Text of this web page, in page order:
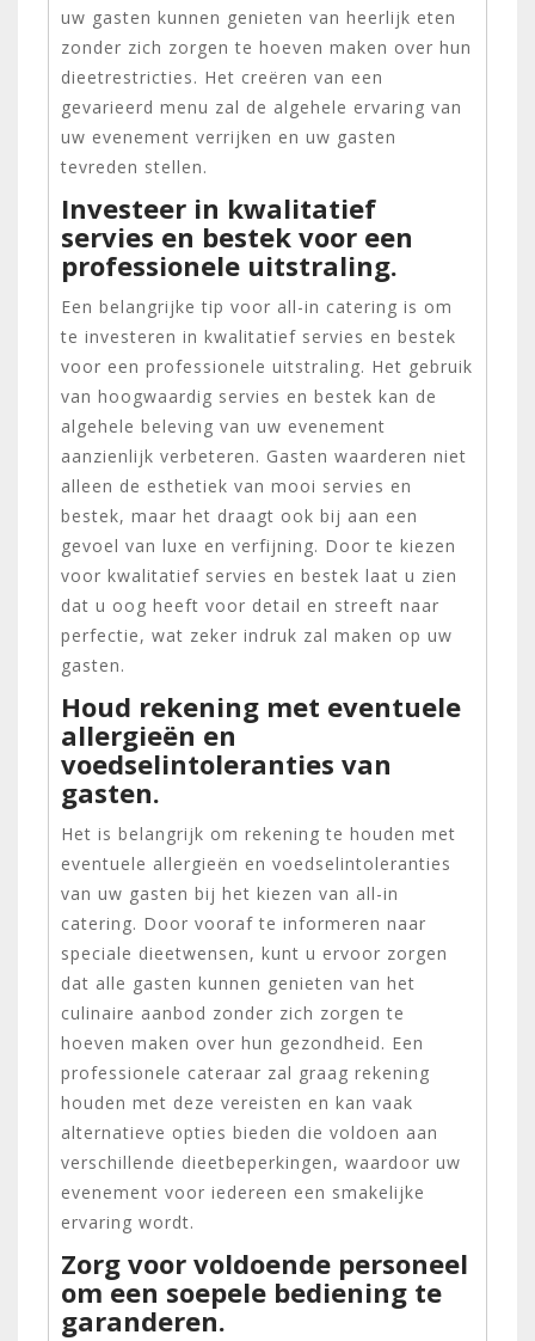
uw gasten kunnen genieten van heerlijk eten
zonder zich zorgen te hoeven maken over hun
dieetrestricties. Het creëren van een
gevarieerd menu zal de algehele ervaring van
uw evenement verrijken en uw gasten
tevreden stellen.
Investeer in kwalitatief
servies en bestek voor een
professionele uitstraling.
Een belangrijke tip voor all-in catering is om
te investeren in kwalitatief servies en bestek
voor een professionele uitstraling. Het gebruik
van hoogwaardig servies en bestek kan de
algehele beleving van uw evenement
aanzienlijk verbeteren. Gasten waarderen niet
alleen de esthetiek van mooi servies en
bestek, maar het draagt ook bij aan een
gevoel van luxe en verfijning. Door te kiezen
voor kwalitatief servies en bestek laat u zien
dat u oog heeft voor detail en streeft naar
perfectie, wat zeker indruk zal maken op uw
gasten.
Houd rekening met eventuele
allergieën en
voedselintoleranties van
gasten.
Het is belangrijk om rekening te houden met
eventuele allergieën en voedselintoleranties
van uw gasten bij het kiezen van all-in
catering. Door vooraf te informeren naar
speciale dieetwensen, kunt u ervoor zorgen
dat alle gasten kunnen genieten van het
culinaire aanbod zonder zich zorgen te
hoeven maken over hun gezondheid. Een
professionele cateraar zal graag rekening
houden met deze vereisten en kan vaak
alternatieve opties bieden die voldoen aan
verschillende dieetbeperkingen, waardoor uw
evenement voor iedereen een smakelijke
ervaring wordt.
Zorg voor voldoende personeel
om een soepele bediening te
garanderen.